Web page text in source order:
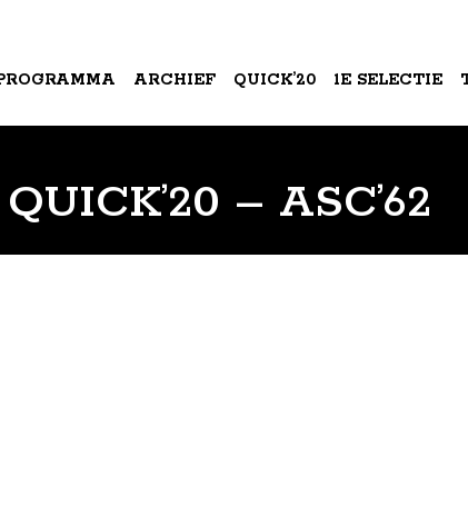
ARCHIEF QUICK’20 1E SELECTIE
QUICK’20 – ASC’62